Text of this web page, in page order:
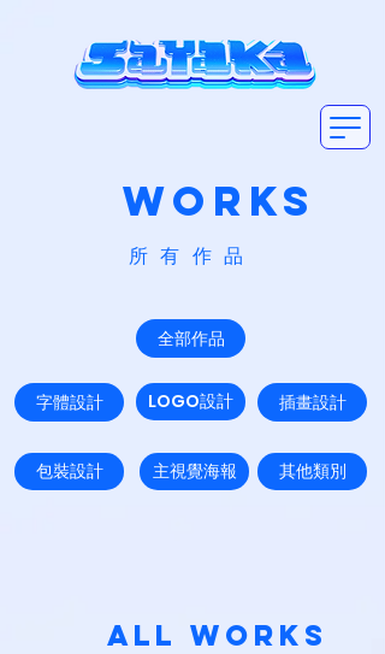
WORKS
​所有作品
全部作品
字體設計 LOGO設計 插畫設計
包裝設計 主視覺海報 其他類別
​ALL WORKS